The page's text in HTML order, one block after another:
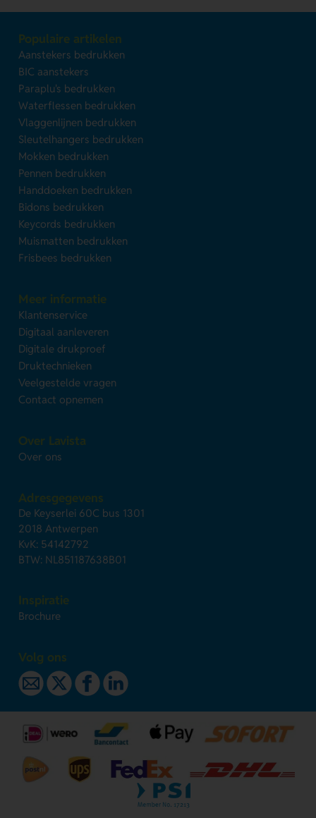
Populaire artikelen
Aanstekers bedrukken
BIC aanstekers
Paraplu's bedrukken
Waterflessen bedrukken
Vlaggenlijnen bedrukken
Sleutelhangers bedrukken
Mokken bedrukken
Pennen bedrukken
Handdoeken bedrukken
Bidons bedrukken
Keycords bedrukken
Muismatten bedrukken
Frisbees bedrukken
Meer informatie
Klantenservice
Digitaal aanleveren
Digitale drukproef
Druktechnieken
Veelgestelde vragen
Contact opnemen
Over Lavista
Over ons
Adresgegevens
De Keyserlei 60C bus 1301
2018 Antwerpen
KvK: 54142792
BTW: NL851187638B01
Inspiratie
Brochure
Volg ons